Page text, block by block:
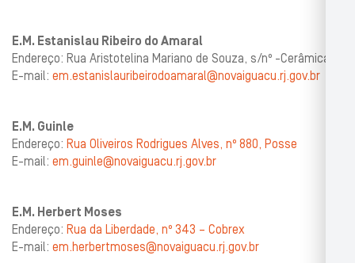
E.M. Estanislau Ribeiro do Amaral
Endereço: Rua Aristotelina Mariano de Souza, s/nº -Cerâmica
E-mail: em.estanislauribeirodoamaral@novaiguacu.rj.gov.br
E.M. Guinle
Endereço: Rua Oliveiros Rodrigues Alves, nº 880, Posse
E-mail: em.guinle@novaiguacu.rj.gov.br
E.M. Herbert Moses
Endereço: Rua da Liberdade, nº 343 – Cobrex
E-mail: em.herbertmoses@novaiguacu.rj.gov.br